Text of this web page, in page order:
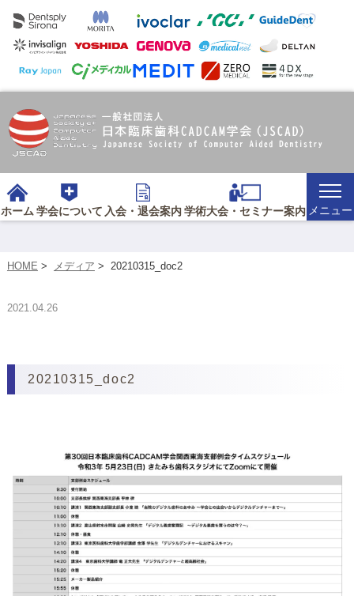
ホーム 学会について 入会・退会案内学術大会・セミナー案内 メニュー
HOME > メディア > 20210315_doc2
2021.04.26
20210315_doc2